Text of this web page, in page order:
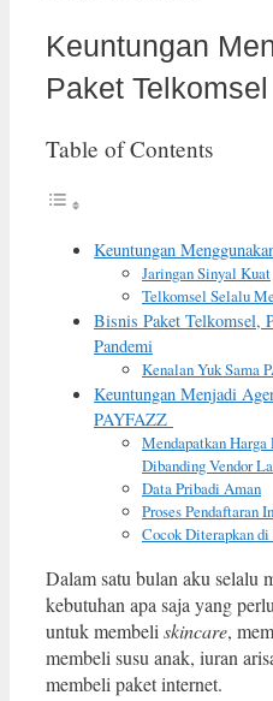
Keuntungan
Paket Telkomsel
Table of Contents
Keuntungan
Jaringan Sinyal Kuat
Telkomsel Selalu
Bisnis Paket Telkomsel,
Pandemi
Kenalan Yuk Sama
Keuntungan Menjadi
PAYFAZZ
Mendapatkan
Dibanding Vendor
Data Pribadi Aman
Proses Pendaftaran
Cocok Diterapkan
Dalam satu bulan aku selalu
kebutuhan apa saja yang
untuk membeliskincare,
membeli susu anak, iuran
membeli paket internet.